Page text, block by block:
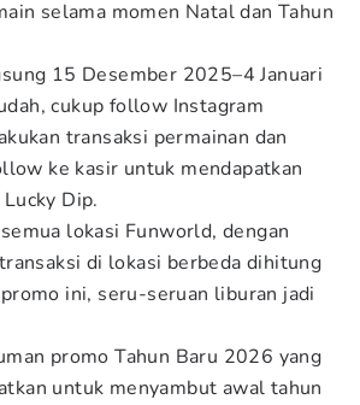
selama momen Natal dan Tahun
15 Desember 2025–4 Januari
cukup follow Instagram
transaksi permainan dan
ke kasir untuk mendapatkan
Dip.
lokasi Funworld, dengan
di lokasi berbeda dihitung
ini, seru-seruan liburan jadi
promo Tahun Baru 2026 yang
untuk menyambut awal tahun